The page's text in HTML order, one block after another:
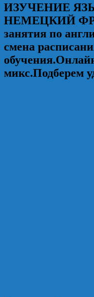
ИЗУЧЕНИЕ
НЕМЕЦКИЙ
занятия по
смена
микс.Подберем